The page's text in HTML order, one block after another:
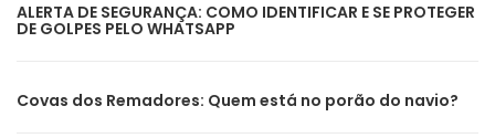
ALERTA DE SEGURANÇA: COMO IDENTIFICAR E SE PROTEGER
DE GOLPES PELO WHATSAPP
Covas dos Remadores: Quem está no porão do navio?